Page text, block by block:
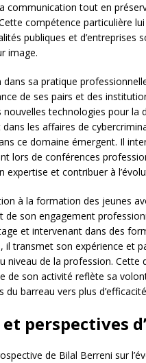
communication tout en
compétence particulière
publiques et d’entreprises
image.
dans sa pratique
de ses pairs et des
nouvelles technologies pour la
les affaires de
ce domaine émergent. Il
lors de conférences
expertise et contribuer à
à la formation des jeunes
de son engagement
et intervenant dans des
il transmet son expérience et
niveau de la profession. Cette
de son activité reflète sa
du barreau vers plus
perspectives
de Bilal Berreni sur